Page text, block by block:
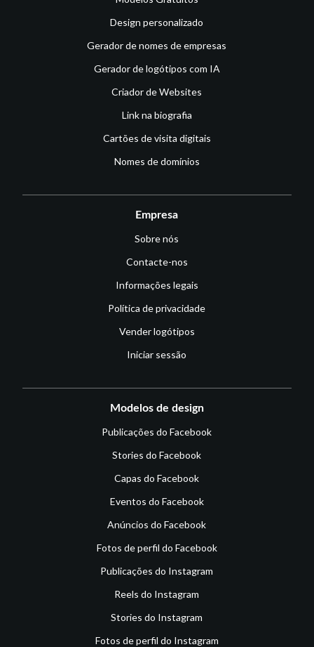
Design personalizado
Gerador de nomes de empresas
Gerador de logótipos com IA
Criador de Websites
Link na biografia
Cartões de visita digitais
Nomes de domínios
Empresa
Sobre nós
Contacte-nos
Informações legais
Política de privacidade
Vender logótipos
Iniciar sessão
Modelos de design
Publicações do Facebook
Stories do Facebook
Capas do Facebook
Eventos do Facebook
Anúncios do Facebook
Fotos de perfil do Facebook
Publicações do Instagram
Reels do Instagram
Stories do Instagram
Fotos de perfil do Instagram